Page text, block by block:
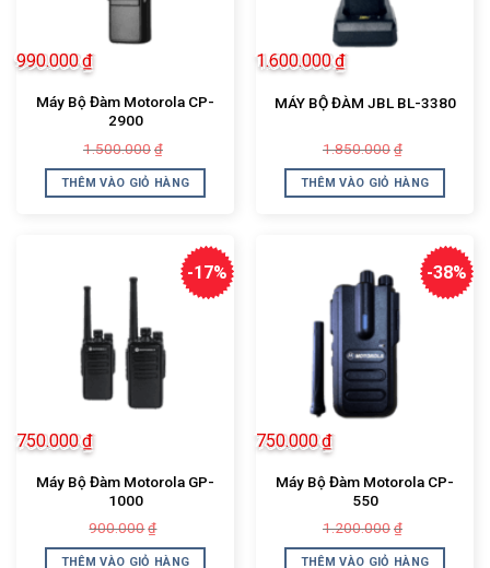
Máy Bộ Đàm Motorola CP-
2900
1.500.000 ₫
là:
1.500.000₫.
990.000₫
tại
là:
THÊM VÀO GIỎ HÀNG
MÁY BỘ ĐÀM JBL BL-3380
1.850.000 ₫
là:
1.850.000₫.
1.600.000₫
tại
là:
THÊM VÀO GIỎ HÀNG
-17%
Máy Bộ Đàm Motorola GP-
1000
900.000 ₫
là:
750.000₫
tại
THÊM VÀO GIỎ HÀNG
-38%
Máy Bộ Đàm Motorola CP-
550
1.200.000 ₫
là:
750.000₫
tại
THÊM VÀO GIỎ HÀNG